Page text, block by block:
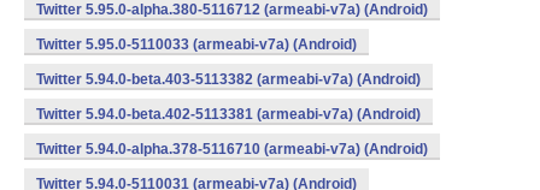
Twitter 5.95.0-alpha.380-5116712 (armeabi-v7a) (Android)
Twitter 5.95.0-5110033 (armeabi-v7a) (Android)
Twitter 5.94.0-beta.403-5113382 (armeabi-v7a) (Android)
Twitter 5.94.0-beta.402-5113381 (armeabi-v7a) (Android)
Twitter 5.94.0-alpha.378-5116710 (armeabi-v7a) (Android)
Twitter 5.94.0-5110031 (armeabi-v7a) (Android)